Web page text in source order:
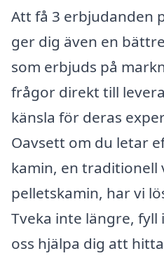
Att få 3 erbjudanden
ger dig även en
som erbjuds på
frågor direkt till
känsla för deras
Oavsett om du letar
kamin, en traditionell
pelletskamin, har vi
Tveka inte längre,
oss hjälpa dig att